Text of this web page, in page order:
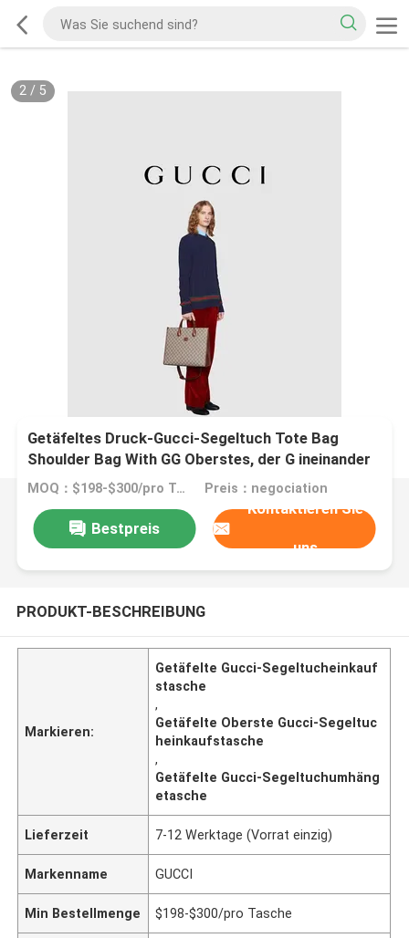
2/ 5
Getäfeltes Druck-Gucci-Segeltuch Tote Bag
Shoulder Bag With GG Oberstes, der G ineinander
greift
MOQ：$198-$300/pro Tasche Preis：negociation
Bestpreis
Kontaktieren Sie
uns
PRODUKT-BESCHREIBUNG
Markieren:
Getäfelte Gucci-Segeltucheinkauf
stasche
,
Getäfelte Oberste Gucci-Segeltuc
heinkaufstasche
,
Getäfelte Gucci-Segeltuchumhäng
etasche
Lieferzeit 7-12 Werktage (Vorrat einzig)
Markenname GUCCI
Min Bestellmenge $198-$300/pro Tasche